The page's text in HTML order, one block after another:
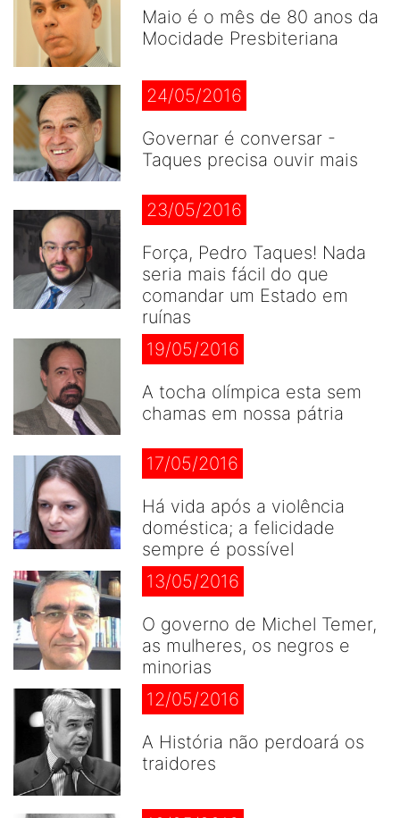
Maio é o mês de 80 anos da
Mocidade Presbiteriana
24/05/2016
Governar é conversar -
Taques precisa ouvir mais
23/05/2016
Força, Pedro Taques! Nada
seria mais fácil do que
comandar um Estado em
ruínas
19/05/2016
A tocha olímpica esta sem
chamas em nossa pátria
17/05/2016
Há vida após a violência
doméstica; a felicidade
sempre é possível
13/05/2016
O governo de Michel Temer,
as mulheres, os negros e
minorias
12/05/2016
A História não perdoará os
traidores